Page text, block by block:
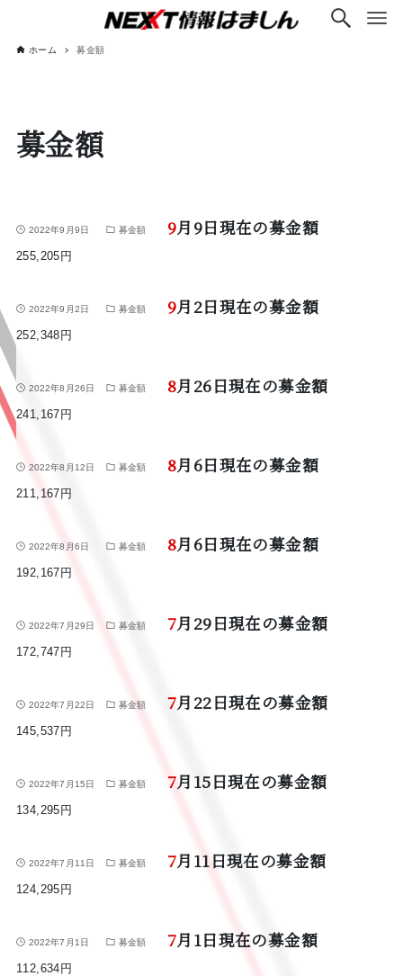
ホーム 募金額
募金額
9月9日現在の募金額
255,205円
2022年9月9日 募金額
9月2日現在の募金額
252,348円
2022年9月2日 募金額
8月26日現在の募金額
241,167円
2022年8月26日 募金額
8月6日現在の募金額
211,167円
2022年8月12日 募金額
8月6日現在の募金額
192,167円
2022年8月6日 募金額
7月29日現在の募金額
172,747円
2022年7月29日 募金額
7月22日現在の募金額
145,537円
2022年7月22日 募金額
7月15日現在の募金額
134,295円
2022年7月15日 募金額
7月11日現在の募金額
124,295円
2022年7月11日 募金額
7月1日現在の募金額
112,634円
2022年7月1日 募金額